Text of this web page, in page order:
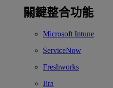
關鍵整合功能
Microsoft Intune
ServiceNow
Freshworks
Jira